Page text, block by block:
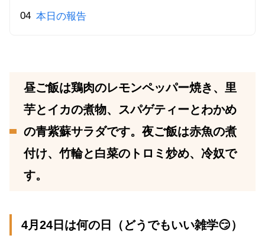
本日の報告
昼ご飯は鶏肉のレモンペッパー焼き、里
芋とイカの煮物、スパゲティーとわかめ
の青紫蘇サラダです。夜ご飯は赤魚の煮
付け、竹輪と白菜のトロミ炒め、冷奴で
す。
4月24日は何の日（どうでもいい雑学😏）